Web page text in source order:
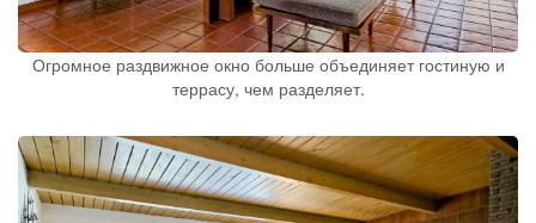
Огромное раздвижное окно больше объединяет гостиную и
террасу, чем разделяет.